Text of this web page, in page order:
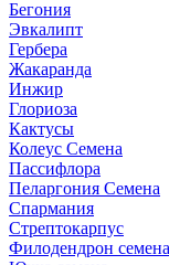
Бегония
Эвкалипт
Гербера
Жакаранда
Инжир
Глориоза
Кактусы
Колеус Семена
Пассифлора
Пеларгония Семена
Спармания
Стрептокарпус
Филодендрон семена